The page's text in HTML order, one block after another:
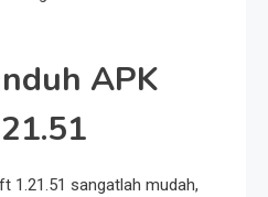
APK
1.21.51 sangatlah mudah,